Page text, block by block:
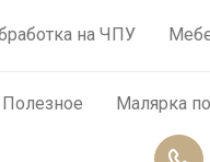
на ЧПУ
Полезное Малярка
О компании